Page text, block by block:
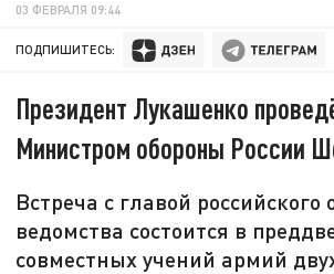
03 ФЕВРАЛЯ 09:44
ПОДПИШИТЕСЬ:
Президент Лукашенко
Министром обороны России
Встреча с главой российского
ведомства состоится в
совместных учений армий